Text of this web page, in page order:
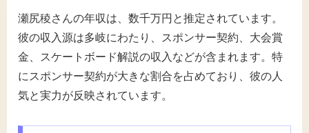
瀬尻稜さんの年収は、数千万円と推定されています。
彼の収入源は多岐にわたり、スポンサー契約、大会賞
金、スケートボード解説の収入などが含まれます。特
にスポンサー契約が大きな割合を占めており、彼の人
気と実力が反映されています。